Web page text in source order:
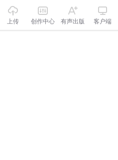
上传 创作中心 有声出版 客户端